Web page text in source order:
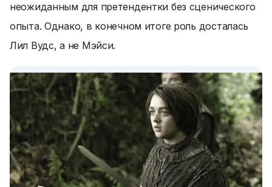
неожиданным для претендентки без сценического
опыта. Однако, в конечном итоге роль досталась
Лил Вудс, а не Мэйси.